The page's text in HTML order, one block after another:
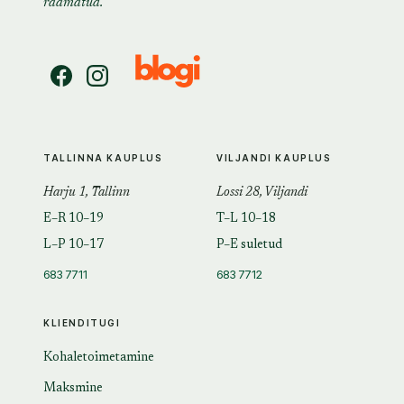
raamatud.
KLIENDITUGI
Kohaletoimetamine
Maksmine
TALLINNA KAUPLUS
Harju 1, Tallinn
E–R 10–19
L–P 10–17
683 7711
VILJANDI KAUPLUS
Lossi 28, Viljandi
T–L 10–18
P–E suletud
683 7712